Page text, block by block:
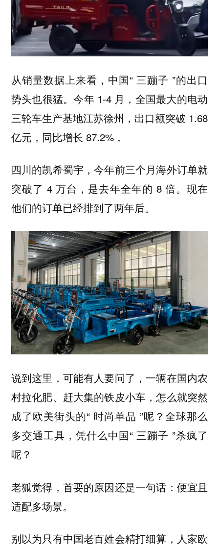
从销量数据上来看，中国“ 三蹦子 ”的出口
势头也很猛。今年 1-4 月，全国最大的电动
三轮车生产基地江苏徐州，出口额突破 1.68
亿元，同比增长 87.2% 。
四川的凯希蜀宇，今年前三个月海外订单就
突破了 4 万台，是去年全年的 8 倍。现在
他们的订单已经排到了两年后。
说到这里，可能有人要问了，一辆在国内农
村拉化肥、赶大集的铁皮小车，怎么就突然
成了欧美街头的“ 时尚单品 ”呢？全球那么
多交通工具，凭什么中国“ 三蹦子 ”杀疯了
呢？
老狐觉得，首要的原因还是一句话：便宜且
适配多场景。
别以为只有中国老百姓会精打细算，人家欧